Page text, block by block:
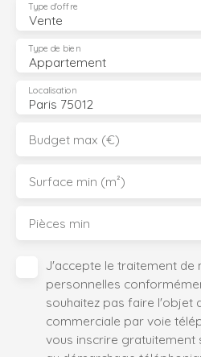
Vente
Type d'offre
Appartement
Type de bien
Paris 75012
Localisation
Budget max (€)
Surface min (m²)
Pièces min
J'accepte le traitement de
personnelles
souhaitez pas faire l'objet
commerciale par voie
vous inscrire gratuitement